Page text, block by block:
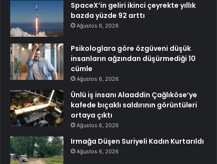
SpaceX’in geliri ikinci çeyrekte yıllık
bazda yüzde 92 arttı
Ağustos 6, 2026
Psikologlara göre özgüveni düşük
insanların ağzından düşürmediği 10
cümle
Ağustos 6, 2026
Ünlü iş insanı Alaaddin Çağlıköse’ye
kafede bıçaklı saldırının görüntüleri
ortaya çıktı
Ağustos 6, 2026
Irmağa Düşen Suriyeli Kadın Kurtarıldı
Ağustos 6, 2026